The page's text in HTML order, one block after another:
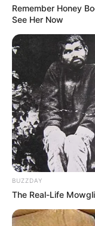
Remember Honey
See Her Now
BUZZDAY
The Real-Life